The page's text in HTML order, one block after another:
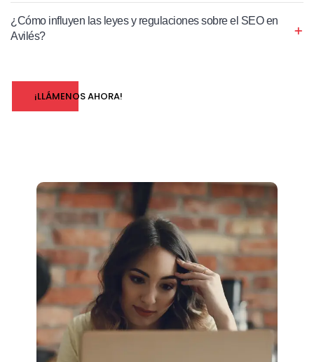
¿Cómo influyen las leyes y regulaciones sobre el SEO en
Avilés?
¡LLÁMENOS AHORA!